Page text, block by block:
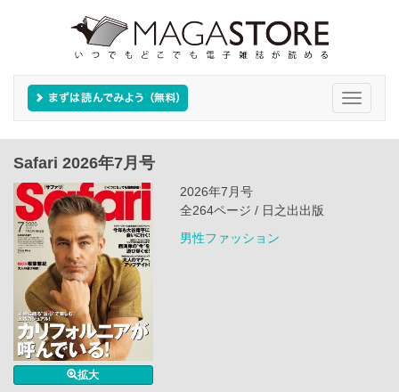
Toggle
Safari 2026年7月号
拡大
2026年7月号
全264ページ / 日之出出版
男性ファッション